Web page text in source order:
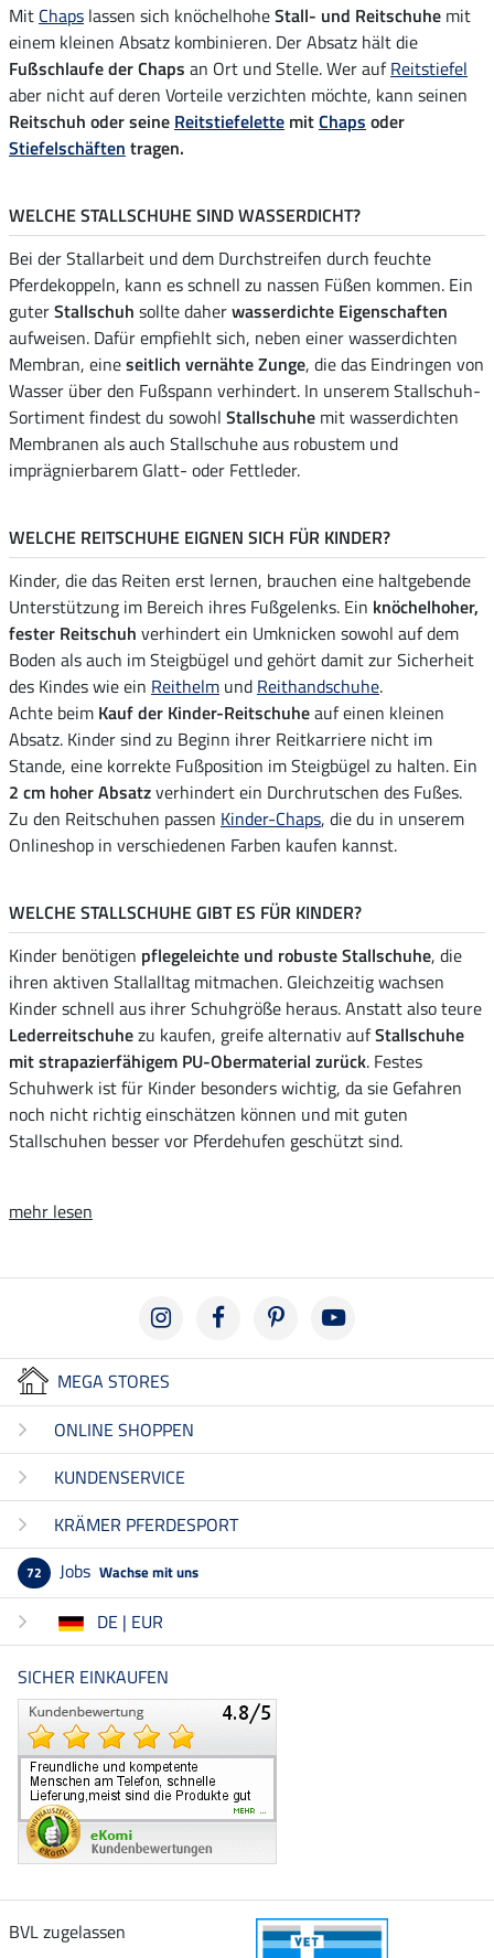
Mit Chaps lassen sich knöchelhoheStall- und Reitschuhe mit
einem kleinen Absatz kombinieren. Der Absatz hält die
Fußschlaufe der Chaps an Ort und Stelle. Wer aufReitstiefel
aber nicht auf deren Vorteile verzichten möchte, kann seinen
Reitschuh oder seine Reitstiefelette mitChaps oder
Stiefelschäften tragen.
WELCHE STALLSCHUHE SIND WASSERDICHT?
Bei der Stallarbeit und dem Durchstreifen durch feuchte
Pferdekoppeln, kann es schnell zu nassen Füßen kommen. Ein
guterStallschuh sollte daherwasserdichte Eigenschaften
aufweisen. Dafür empfiehlt sich, neben einer wasserdichten
Membran, eineseitlich vernähte Zunge, die das Eindringen von
Wasser über den Fußspann verhindert. In unserem Stallschuh-
Sortiment findest du sowohl Stallschuhe mit wasserdichten
Membranen als auch Stallschuhe aus robustem und
imprägnierbarem Glatt- oder Fettleder.
WELCHE REITSCHUHE EIGNEN SICH FÜR KINDER?
Kinder, die das Reiten erst lernen, brauchen eine haltgebende
Unterstützung im Bereich ihres Fußgelenks. Ein knöchelhoher,
fester Reitschuh verhindert ein Umknicken sowohl auf dem
Boden als auch im Steigbügel und gehört damit zur Sicherheit
des Kindes wie ein Reithelm und Reithandschuhe.
Achte beim Kauf der Kinder-Reitschuheauf einen kleinen
Absatz. Kinder sind zu Beginn ihrer Reitkarriere nicht im
Stande, eine korrekte Fußposition im Steigbügel zu halten. Ein
2 cm hoher Absatzverhindert ein Durchrutschen des Fußes.
Zu den Reitschuhen passen Kinder-Chaps, die du in unserem
Onlineshop in verschiedenen Farben kaufen kannst.
WELCHE STALLSCHUHE GIBT ES FÜR KINDER?
Kinder benötigen pflegeleichte und robuste Stallschuhe, die
ihren aktiven Stallalltag mitmachen. Gleichzeitig wachsen
Kinder schnell aus ihrer Schuhgröße heraus. Anstatt also teure
Lederreitschuhezu kaufen, greife alternativ aufStallschuhe
mit strapazierfähigem PU-Obermaterial zurück. Festes
Schuhwerk ist für Kinder besonders wichtig, da sie Gefahren
noch nicht richtig einschätzen können und mit guten
Stallschuhen besser vor Pferdehufen geschützt sind.
mehr lesen
MEGA STORES
ONLINE SHOPPEN
KUNDENSERVICE
KRÄMER PFERDESPORT
72 Jobs Wachse mit uns
DE | EUR
SICHER EINKAUFEN
BVL zugelassen